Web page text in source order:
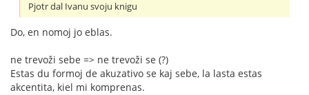
Pjotr dal Ivanu svoju knigu
Do, en nomoj jo eblas.
ne trevoži sebe => ne trevoži se (?)
Estas du formoj de akuzativo se kaj sebe, la lasta estas
akcentita, kiel mi komprenas.